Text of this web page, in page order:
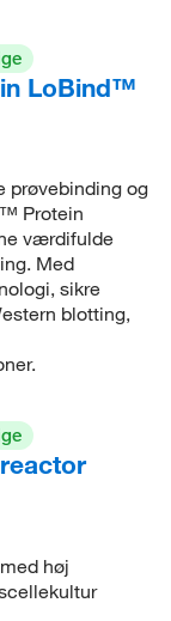
LoBind™
prøvebinding og
Protein
værdifulde
Med
sikre
blotting,
høj